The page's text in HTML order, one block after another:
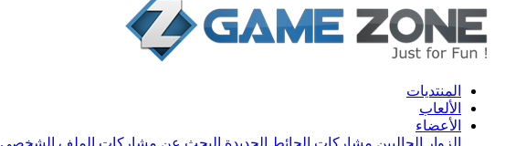
المنتديات
الألعاب
الأعضاء
الزوار الحاليين مشاركات الحائط الجديدة البحث عن مشاركات الملف الشخصي